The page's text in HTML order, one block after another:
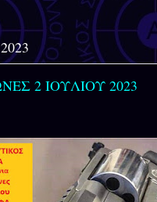
2 ΙΟΥΛΙΟΥ 2023